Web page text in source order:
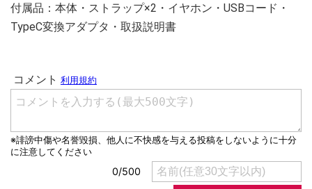
付属品：本体・ストラップ×2・イヤホン・USBコード・
TypeC変換アダプタ・取扱説明書